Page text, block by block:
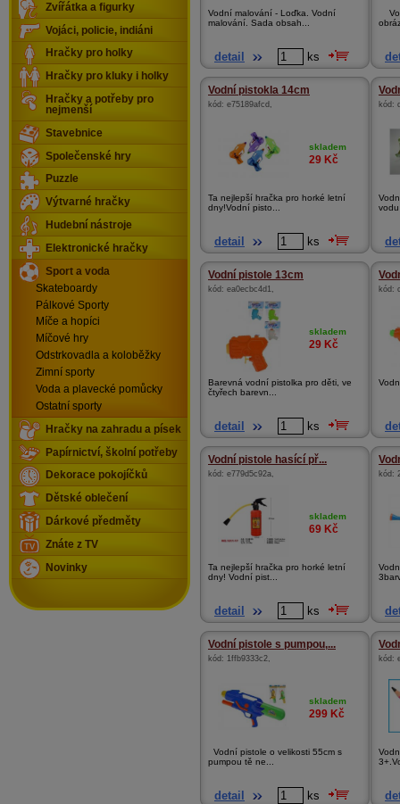
Vodní malování - Loďka. Vodní
malování. Sada obsah...
detail ks
Vodní pistokla 14cm
kód: e75189afcd ,
skladem
29 Kč
Ta nejlepší hračka pro horké letní
dny!Vodní pisto...
detail ks
kód:
Vodní pistole 13cm
kód: ea0ecbc4d1,
skladem
29 Kč
Barevná vodní pistolka pro děti, ve
čtyřech barevn...
detail ks
kód:
Vodní pistole hasící př...
kód: e779d5c92a,
skladem
69 Kč
Ta nejlepší hračka pro horké letní
dny! Vodní pist...
detail ks
kód:
Vodní pistole s pumpou,...
kód: 1ffb9333c2,
skladem
299 Kč
Vodní pistole o velikosti 55cm s
pumpou tě ne...
detail ks
kód:
Zvířátka a figurky
Vojáci, policie, indiáni
Hračky pro holky
Hračky pro kluky i holky
Hračky a potřeby pro
nejmenší
Stavebnice
Společenské hry
Puzzle
Výtvarné hračky
Hudební nástroje
Elektronické hračky
Sport a voda
Skateboardy
Pálkové Sporty
Míče a hopíci
Míčové hry
Odstrkovadla a koloběžky
Zimní sporty
Voda a plavecké pomůcky
Ostatní sporty
Hračky na zahradu a písek
Papírnictví, školní potřeby
Dekorace pokojíčků
Dětské oblečení
Dárkové předměty
Znáte z TV
Novinky